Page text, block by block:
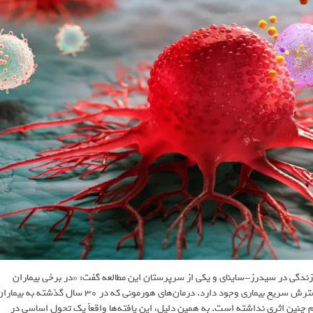
در سیدرز-ساینای و یکی از سرپرستان این مطالعه گفت: «در برخی بیماران
پس از درمان اولیه، سرطان پروستات به شکل تهاجمی بازمی‌گردد و خطر گسترش سریع بیماری وجود دارد. درمان‌های هورمونی که در ۳۰ سال گذشته
چنین اثری نداشته است. به همین دلیل، این یافته‌ها واقعاً یک تحول اساسی در